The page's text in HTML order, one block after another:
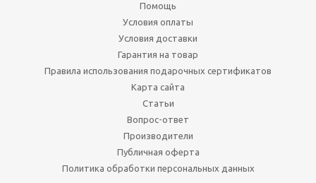
Помощь
Условия оплаты
Условия доставки
Гарантия на товар
Правила использования подарочных сертификатов
Карта сайта
Статьи
Вопрос-ответ
Производители
Публичная оферта
Политика обработки персональных данных